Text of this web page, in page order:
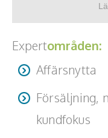
Alla talare
Alla ämnen
Expertområden:
Affärsnytta
Försäljning,
kundfokus